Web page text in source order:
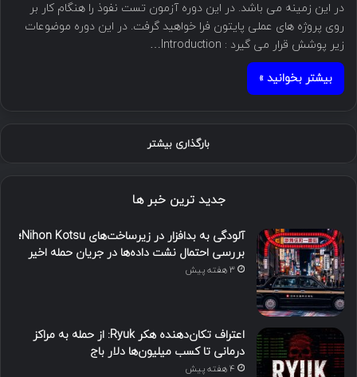
در این زمینه می باشد. در این دوره آزمون تست نفوذ را هنگام کار بر
روی پروژه های عملی پایتون فرا خواهید گرفت. در این دوره موضوعات
زیر پوشش قرار می گیرد : Introduction…
بیشتر بخوانید »
بارگذاری بیشتر
جدید ترین خبر ها
آلودگی به بدافزار در زیرساخت‌های Nihon Kotsu؛
بررسی احتمال نشت داده‌ها در جریان حمله اخیر
3 هفته پیش
اعتراف تکان‌دهنده هکر Ryuk: از حمله به مراکز
درمانی تا کسب میلیون‌ها دلار باج
4 هفته پیش